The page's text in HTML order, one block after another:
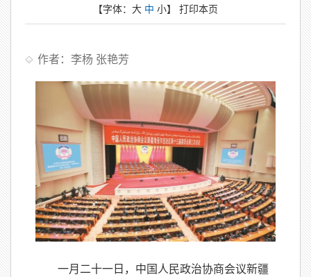
【字体： 大 中 小】 打印本页
作者：李杨 张艳芳
一月二十一日，中国人民政治协商会议新疆